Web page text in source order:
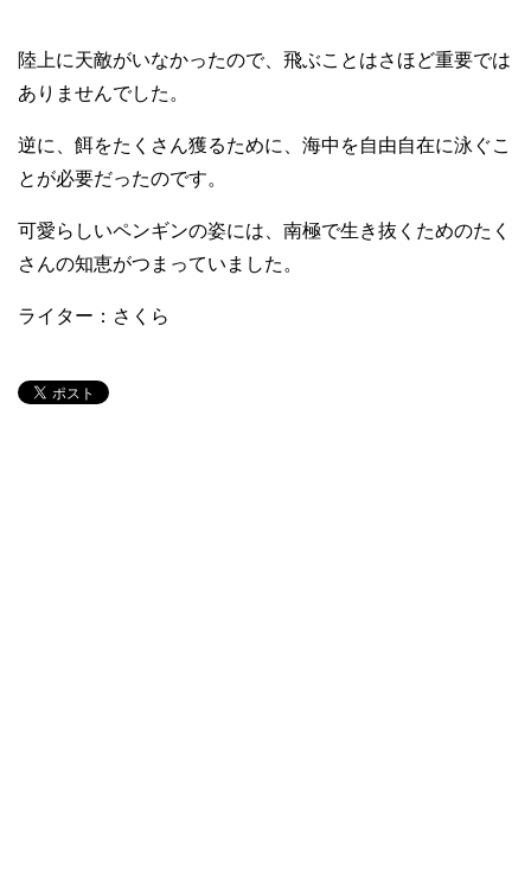
陸上に天敵がいなかったので、飛ぶことはさほど重要では
ありませんでした。
逆に、餌をたくさん獲るために、海中を自由自在に泳ぐこ
とが必要だったのです。
可愛らしいペンギンの姿には、南極で生き抜くためのたく
さんの知恵がつまっていました。
ライター：さくら